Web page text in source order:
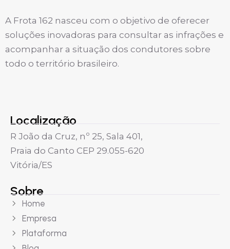
A Frota 162 nasceu com o objetivo de oferecer
soluções inovadoras para consultar as infrações e
acompanhar a situação dos condutores sobre
todo o território brasileiro.
Localização
R João da Cruz, nº 25, Sala 401,
Praia do Canto CEP 29.055-620
Vitória/ES
Sobre
Home
Empresa
Plataforma